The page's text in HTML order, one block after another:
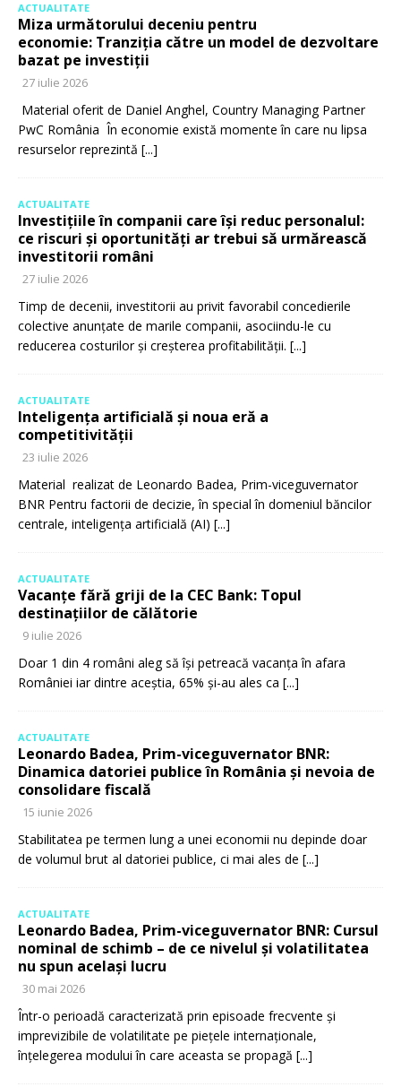
ACTUALITATE
Miza următorului deceniu pentru
economie: Tranziția către un model de dezvoltare
bazat pe investiții
27 iulie 2026
Material oferit de Daniel Anghel, Country Managing Partner
PwC România În economie există momente în care nu lipsa
resurselor reprezintă [...]
ACTUALITATE
Investițiile în companii care își reduc personalul:
ce riscuri și oportunități ar trebui să urmărească
investitorii români
27 iulie 2026
Timp de decenii, investitorii au privit favorabil concedierile
colective anunțate de marile companii, asociindu-le cu
reducerea costurilor și creșterea profitabilității. [...]
ACTUALITATE
Inteligența artificială și noua eră a
competitivității
23 iulie 2026
Material realizat de Leonardo Badea, Prim-viceguvernator
BNR Pentru factorii de decizie, în special în domeniul băncilor
centrale, inteligența artificială (AI) [...]
ACTUALITATE
Vacanțe fără griji de la CEC Bank: Topul
destinațiilor de călătorie
9 iulie 2026
Doar 1 din 4 români aleg să își petreacă vacanța în afara
României iar dintre aceștia, 65% și-au ales ca [...]
ACTUALITATE
Leonardo Badea, Prim-viceguvernator BNR:
Dinamica datoriei publice în România și nevoia de
consolidare fiscală
15 iunie 2026
Stabilitatea pe termen lung a unei economii nu depinde doar
de volumul brut al datoriei publice, ci mai ales de [...]
ACTUALITATE
Leonardo Badea, Prim-viceguvernator BNR: Cursul
nominal de schimb – de ce nivelul și volatilitatea
nu spun același lucru
30 mai 2026
Într-o perioadă caracterizată prin episoade frecvente și
imprevizibile de volatilitate pe piețele internaționale,
înțelegerea modului în care aceasta se propagă [...]